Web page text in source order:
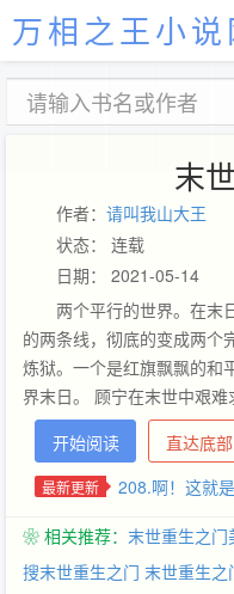
万相之王小说
末
作者： 请叫我山大王
状态： 连载
日期： 2021-05-14
两个平行的世界。在末
的两条线，彻底的变成两个
炼狱。一个是红旗飘飘的和
界末日。 顾宁在末世中艰
的人，却惨遭设计横死街头
间，一扇门。门开一次是和
日更，绝不偷懒！如果更新
开始阅读 直达底部
最新更新 208.啊！这就
❀ 相关推荐： 末世重生之门
搜末世重生之门 末世重生之